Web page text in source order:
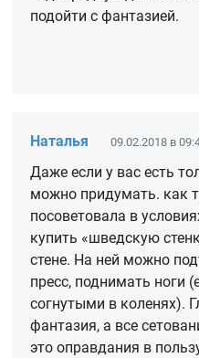
подойти с фантазией.
Наталья 09.02.2018 в
Даже если у вас есть
можно придумать. как
посоветовала в
купить «шведскую
стене. На ней можно
пресс, поднимать ноги
согнутыми в коленях).
фантазия, а все
это оправдания в